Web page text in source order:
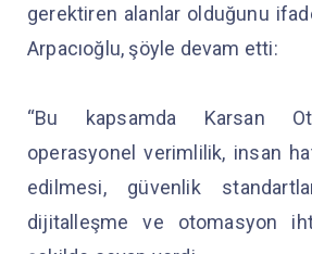
gerektiren alanlar olduğunu
Arpacıoğlu, şöyle devam etti:
“Bu kapsamda Karsan
operasyonel verimlilik, insan
edilmesi, güvenlik
dijitalleşme ve otomasyon